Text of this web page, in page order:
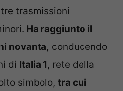
trasmissioni
Ha raggiunto il
novanta, conducendo
di Italia 1, rete della
simbolo, tra cui